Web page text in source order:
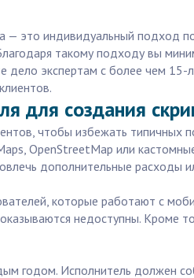
— это индивидуальный подход
такому подходу вы
дело экспертам с более чем
для создания
чтобы избежать
OpenStreetMap или
дополнительные расходы
которые работают с
недоступны. Кроме
годом. Исполнитель должен